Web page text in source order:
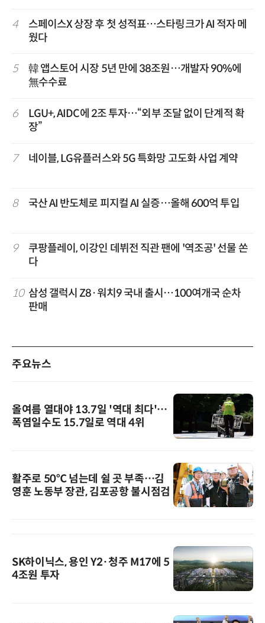
4
스페이스X 상장 후 첫 성적표…스타링크가 AI 적자 메
웠다
5
韓 앱스토어 시장 5년 만에 38조원…개발자 90%에
無수수료
6
LGU+, AIDC에 2조 투자…“외부 조달 없이 단계적 확
장”
7 네이블, LG유플러스와 5G 특화망 고도화 사업 계약
8 국산 AI 반도체로 피지컬 AI 실증…올해 600억 투입
9
쿠팡플레이, 이강인 데뷔전 직관 팬에 '역조공' 선물 쏜
다
10 삼성 갤럭시 Z8·워치9 국내 출시…100여개국 순차
판매
주요뉴스
올여름 열대야 13.7일 '역대 최다'…
폭염일수도 15.7일로 역대 4위
활주로 50℃ 넘는데 쉴 곳 부족…김
영훈 노동부 장관, 김포공항 불시점검
SK하이닉스, 용인 Y2·청주 M17에 5
4조원 투자